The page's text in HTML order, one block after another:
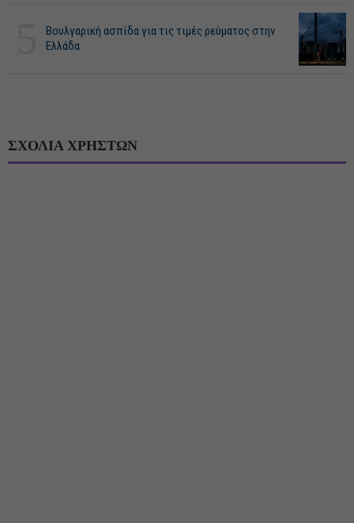
Βουλγαρική ασπίδα για τις τιμές ρεύματος στην
Ελλάδα
ΣΧΟΛΙΑ ΧΡΗΣΤΩΝ